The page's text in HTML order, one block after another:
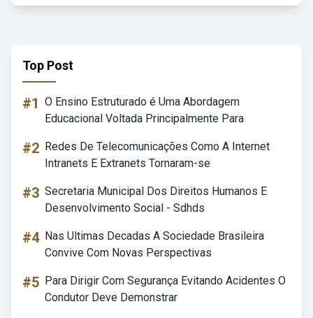
Top Post
#1 O Ensino Estruturado é Uma Abordagem
Educacional Voltada Principalmente Para
#2 Redes De Telecomunicações Como A Internet
Intranets E Extranets Tornaram-se
#3 Secretaria Municipal Dos Direitos Humanos E
Desenvolvimento Social - Sdhds
#4 Nas Ultimas Decadas A Sociedade Brasileira
Convive Com Novas Perspectivas
#5 Para Dirigir Com Segurança Evitando Acidentes O
Condutor Deve Demonstrar